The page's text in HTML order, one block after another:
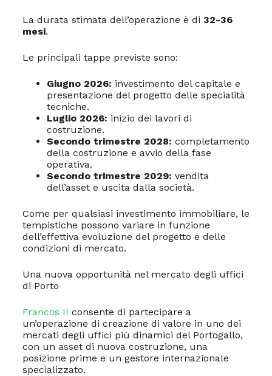
La durata stimata dell’operazione è di 32-36
mesi.
Le principali tappe previste sono:
Giugno 2026: investimento del capitale e
presentazione del progetto delle specialità
tecniche.
Luglio 2026: inizio dei lavori di
costruzione.
Secondo trimestre 2028: completamento
della costruzione e avvio della fase
operativa.
Secondo trimestre 2029: vendita
dell’asset e uscita dalla società.
Come per qualsiasi investimento immobiliare, le
tempistiche possono variare in funzione
dell’effettiva evoluzione del progetto e delle
condizioni di mercato.
Una nuova opportunità nel mercato degli uffici
di Porto
Francos II consente di partecipare a
un’operazione di creazione di valore in uno dei
mercati degli uffici più dinamici del Portogallo,
con un asset di nuova costruzione, una
posizione prime e un gestore internazionale
specializzato.